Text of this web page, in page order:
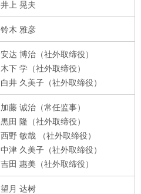
井上 晃夫
铃木 雅彦
安达 博治（社外取缔役）
木下 学（社外取缔役）
白井 久美子（社外取缔役）
加藤 诚治（常任监事）
黒田 隆（社外取缔役）
西野 敏哉 （社外取缔役）
中津 久美子（社外取缔役）
吉田 惠美（社外取缔役）
望月 达树